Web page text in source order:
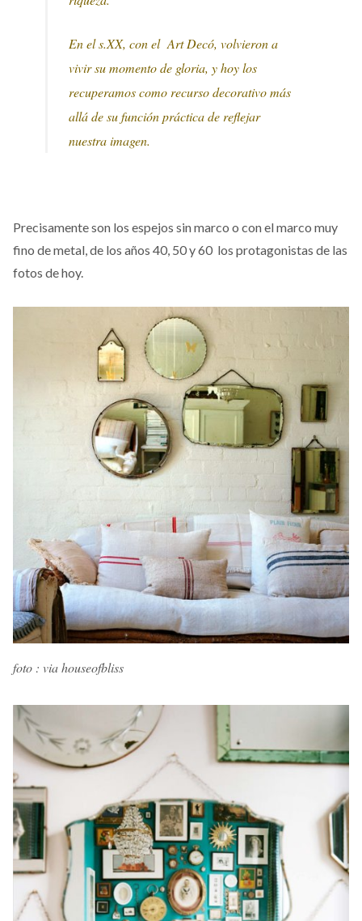
En el s.XX, con el Art Decó, volvieron a
vivir su momento de gloria, y hoy los
recuperamos como recurso decorativo más
allá de su función práctica de reflejar
nuestra imagen.
Precisamente son los espejos sin marco o con el marco muy
fino de metal, de los años 40, 50 y 60 los protagonistas de las
fotos de hoy.
foto : via houseofbliss